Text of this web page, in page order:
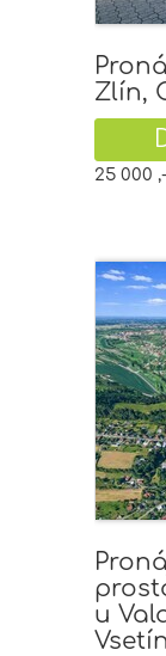
Zlín,
25 000
u